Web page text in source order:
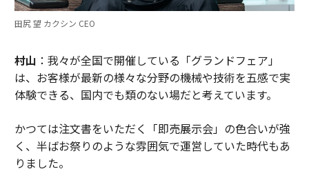
田尻 望 カクシン CEO
村山 ：我々が全国で開催している「グランドフェア」
は、お客様が最新の様々な分野の機械や技術を五感で実
体験できる、国内でも類のない場だと考えています。
かつては注文書をいただく「即売展示会」の色合いが強
く、半ばお祭りのような雰囲気で運営していた時代もあ
りました。